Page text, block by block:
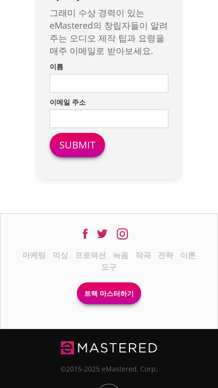
그래미 수상 경력이 있는
eMastered의 창립자들이 알려
주는 오디오 제작 팁과 요령을
매주 이메일로 받아보세요.
이름
이메일 주소
마케팅 믹싱 프로덕션 녹음 작곡 전략
이론
도구
트랙 마스터하기
©2015-2025 eMastered, Corp.